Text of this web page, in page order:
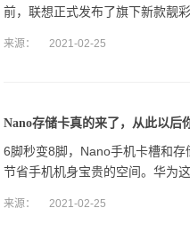
前，联想正式发布了旗下新款靓
来源： 2021-02-25
Nano存储卡真的来了，从此以后
6脚秒变8脚，Nano手机卡槽和
节省手机机身宝贵的空间。华为
来源： 2021-02-25